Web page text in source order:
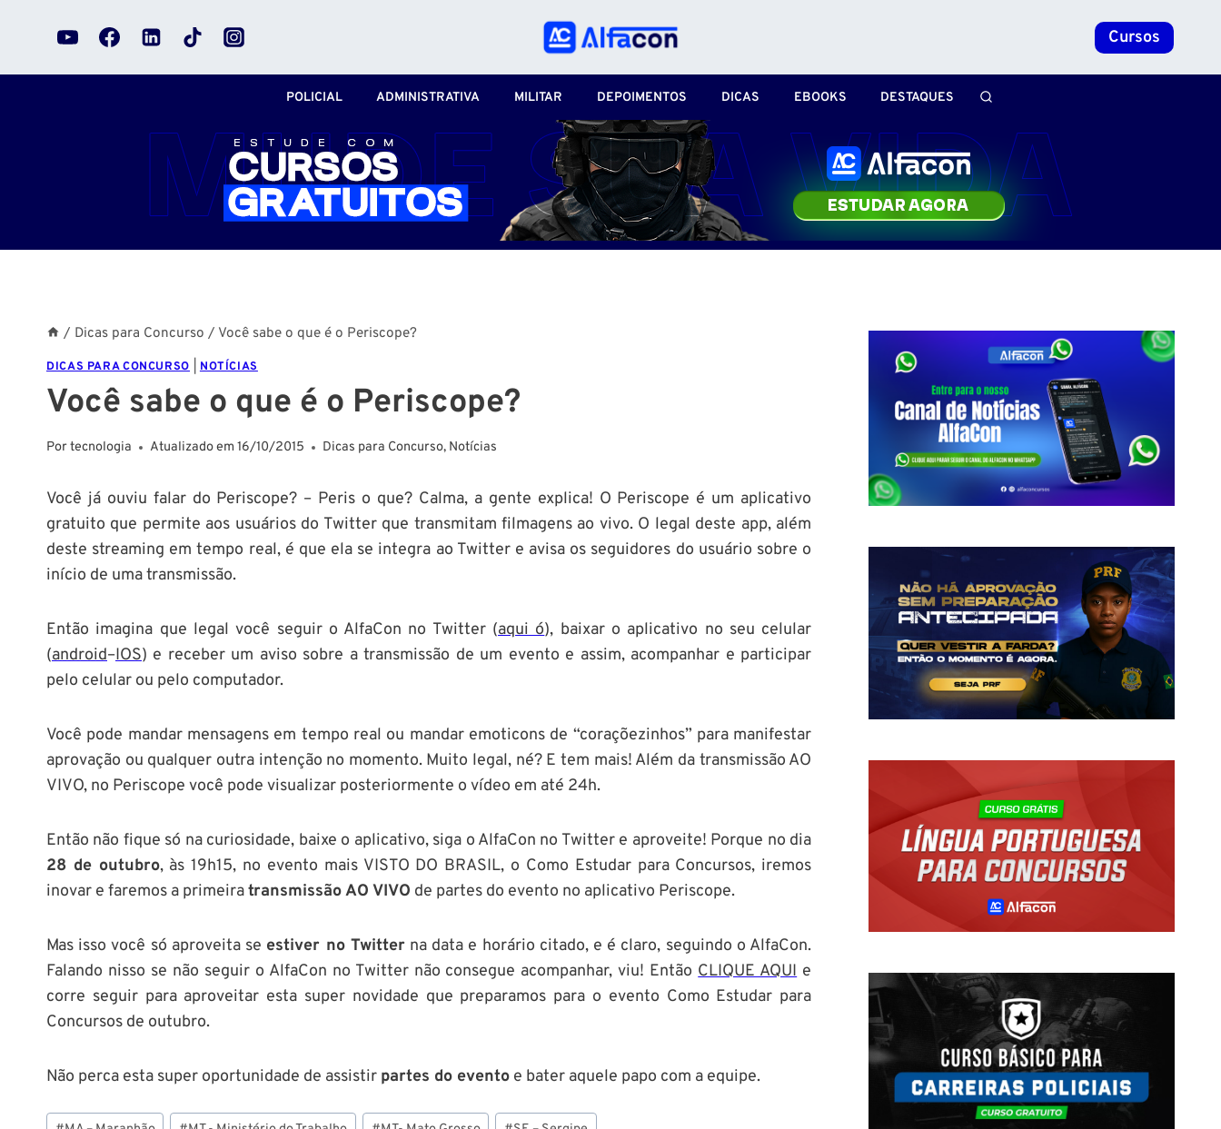
Cursos
POLICIAL ADMINISTRATIVA MILITAR DEPOIMENTOS DICAS EBOOKS DESTAQUES
/ Dicas para Concurso / Você sabe o que é o Periscope?
DICAS PARA CONCURSO|NOTÍCIAS
Você sabe o que é o Periscope?
Portecnologia Atualizado em 16/10/2015 Dicas para Concurso, Notícias
Você já ouviu falar do Periscope? – Peris o que? Calma, a gente explica! O Periscope é um aplicativo
gratuito que permite aos usuários do Twitter que transmitam filmagens ao vivo. O legal deste app, além
deste streaming em tempo real, é que ela se integra ao Twitter e avisa os seguidores do usuário sobre o
início de uma transmissão.
Então imagina que legal você seguir o AlfaCon no Twitter (aqui ó), baixar o aplicativo no seu celular
(android–IOS) e receber um aviso sobre a transmissão de um evento e assim, acompanhar e participar
pelo celular ou pelo computador.
Você pode mandar mensagens em tempo real ou mandar emoticons de “coraçõezinhos” para manifestar
aprovação ou qualquer outra intenção no momento. Muito legal, né? E tem mais! Além da transmissão AO
VIVO, no Periscope você pode visualizar posteriormente o vídeo em até 24h.
Então não fique só na curiosidade, baixe o aplicativo, siga o AlfaCon no Twitter e aproveite! Porque no dia
28 de outubro, às 19h15, no evento mais VISTO DO BRASIL, o Como Estudar para Concursos, iremos
inovar e faremos a primeiratransmissão AO VIVO de partes do evento no aplicativo Periscope.
Mas isso você só aproveita se estiver no Twitterna data e horário citado, e é claro, seguindo o AlfaCon.
Falando nisso se não seguir o AlfaCon no Twitter não consegue acompanhar, viu! EntãoCLIQUE AQUIe
corre seguir para aproveitar esta super novidade que preparamos para o evento Como Estudar para
Concursos de outubro.
Não perca esta super oportunidade de assistir partes do evento e bater aquele papo com a equipe.
Tags